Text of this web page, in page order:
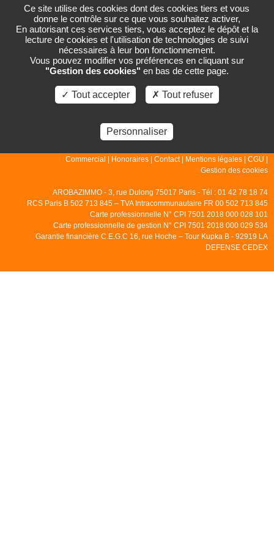
PAGE NON TROUVÉE
La page que vous demandez n'existe pas.
Commercial | Honoraires | Contact| Mentions légales | CGU |
Gestion des cookies
AROBAZIMMO - 3, rue Dulong 75017 Paris - Tél : 01 42 78 18 74
RCS Paris B 502 713 845 – TVA Intracommunautaire FR 00 502 713 845
Carte professionnelle N° CPI 7501 2018 000 028 101
Carte professionnelle de gestion N° CPI 7501 2018 000 029 534
Garantie financière C.E.G.C 16, rue Hoche – Tour Kupka B - 92919 LA
DEFENSE CEDEX
Ce site utilise des cookies dont des cookies tiers et vous
donne le contrôle sur ce que vous souhaitez activer,
En autorisant ces services tiers, vous acceptez le dépôt et la
lecture de cookies et l'utilisation de technologies de suivi
nécessaires à leur bon fonctionnement.
Vous pouvez modifier vos préférences en cliquant sur
"Gestion des cookies" en bas de cette page.
✓ Tout accepter ✗ Tout refuser
Personnaliser